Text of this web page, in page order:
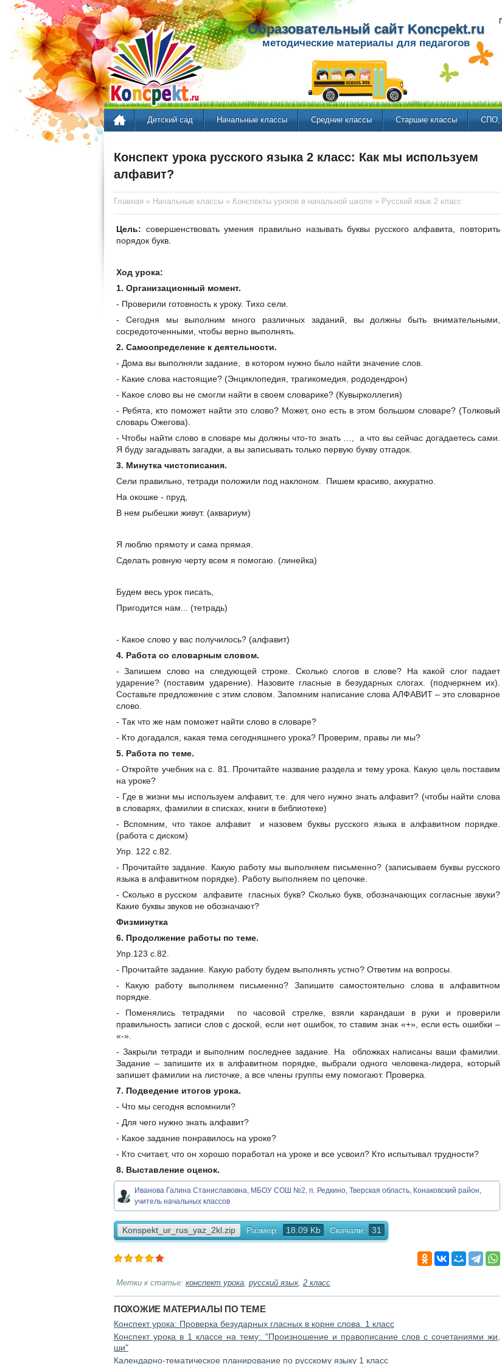
Образовательный сайт Koncpekt.ru
методические материалы для педагогов
Детский сад Начальные классы Средние классы Старшие классы СПО,
Конспект урока русского языка 2 класс: Как мы используем
алфавит?
Главная » Начальные классы » Конспекты уроков в начальной школе » Русский язык 2 класс
Цель: совершенствовать умения правильно называть буквы русского алфавита, повторить
порядок букв.
Ход урока:
1. Организационный момент.
- Проверили готовность к уроку. Тихо сели.
- Сегодня мы выполним много различных заданий, вы должны быть внимательными,
сосредоточенными, чтобы верно выполнять.
2. Самоопределение к деятельности.
- Дома вы выполняли задание, в котором нужно было найти значение слов.
- Какие слова настоящие? (Энциклопедия, трагикомедия, рододендрон)
- Какое слово вы не смогли найти в своем словарике? (Кувырколлегия)
- Ребята, кто поможет найти это слово? Может, оно есть в этом большом словаре? (Толковый
словарь Ожегова).
- Чтобы найти слово в словаре мы должны что-то знать …, а что вы сейчас догадаетесь сами.
Я буду загадывать загадки, а вы записывать только первую букву отгадок.
3. Минутка чистописания.
Сели правильно, тетради положили под наклоном. Пишем красиво, аккуратно.
На окошке - пруд,
В нем рыбешки живут. (аквариум)
Я люблю прямоту и сама прямая.
Сделать ровную черту всем я помогаю. (линейка)
Будем весь урок писать,
Пригодится нам... (тетрадь)
- Какое слово у вас получилось? (алфавит)
4. Работа со словарным словом.
- Запишем слово на следующей строке. Сколько слогов в слове? На какой слог падает
ударение? (поставим ударение). Назовите гласные в безударных слогах. (подчеркнем их).
Составьте предложение с этим словом. Запомним написание слова АЛФАВИТ – это словарное
слово.
- Так что же нам поможет найти слово в словаре?
- Кто догадался, какая тема сегодняшнего урока? Проверим, правы ли мы?
5. Работа по теме.
- Откройте учебник на с. 81. Прочитайте название раздела и тему урока. Какую цель поставим
на уроке?
- Где в жизни мы используем алфавит, т.е. для чего нужно знать алфавит? (чтобы найти слова
в словарях, фамилии в списках, книги в библиотеке)
- Вспомним, что такое алфавит и назовем буквы русского языка в алфавитном порядке.
(работа с диском)
Упр. 122 с.82.
- Прочитайте задание. Какую работу мы выполняем письменно? (записываем буквы русского
языка в алфавитном порядке). Работу выполняем по цепочке.
- Сколько в русском алфавите гласных букв? Сколько букв, обозначающих согласные звуки?
Какие буквы звуков не обозначают?
Физминутка
6. Продолжение работы по теме.
Упр.123 с.82.
- Прочитайте задание. Какую работу будем выполнять устно? Ответим на вопросы.
- Какую работу выполняем письменно? Запишите самостоятельно слова в алфавитном
порядке.
- Поменялись тетрадями по часовой стрелке, взяли карандаши в руки и проверили
правильность записи слов с доской, если нет ошибок, то ставим знак «+», если есть ошибки –
«-».
- Закрыли тетради и выполним последнее задание. На обложках написаны ваши фамилии.
Задание – запишите их в алфавитном порядке, выбрали одного человека-лидера, который
запишет фамилии на листочке, а все члены группы ему помогают. Проверка.
7. Подведение итогов урока.
- Что мы сегодня вспомнили?
- Для чего нужно знать алфавит?
- Какое задание понравилось на уроке?
- Кто считает, что он хорошо поработал на уроке и все усвоил? Кто испытывал трудности?
8. Выставление оценок.
Иванова Галина Станиславовна, МБОУ СОШ №2, п. Редкино, Тверская область, Конаковский район,
учитель начальных классов
Konspekt_ur_rus_yaz_2kl.zip Размер: 18.09 Kb Скачали: 31
Метки к статье: конспект урока русский язык, 2 класс
ПОХОЖИЕ МАТЕРИАЛЫ ПО ТЕМЕ
Конспект урока: Проверка безударных гласных в корне слова. 1 класс
Конспект урока в 1 классе на тему: "Произношение и правописание слов с сочетаниями жи,
ши"
Календарно-тематическое планирование по русскому языку 1 класс